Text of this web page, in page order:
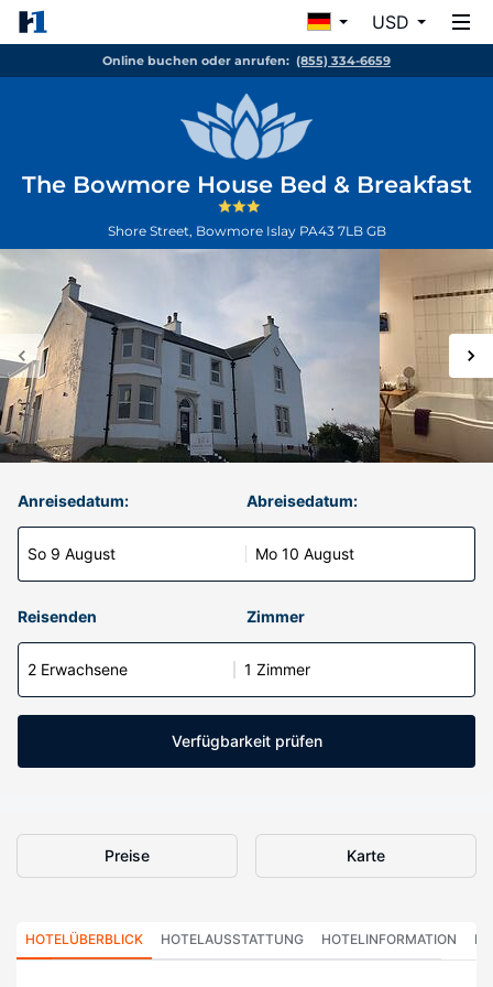
USD
Online buchen oder anrufen: (855) 334-6659
The Bowmore House Bed & Breakfast
Shore Street, Bowmore Islay PA43 7LB GB
Anreisedatum:
So 9 August
Abreisedatum:
Mo 10 August
Reisenden Zimmer
2 Erwachsene 1 Zimmer
Verfügbarkeit prüfen
Preise Karte
HOTELÜBERBLICK HOTELAUSSTATTUNG HOTELINFORMATION